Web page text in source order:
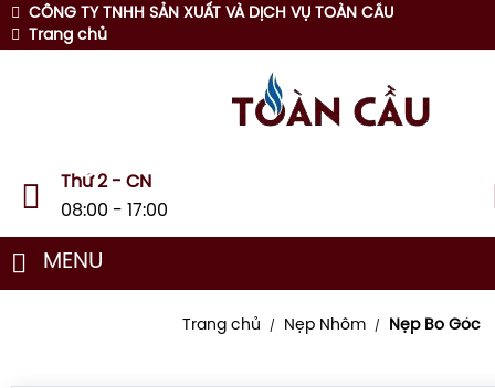
CÔNG TY TNHH SẢN XUẤT VÀ DỊCH VỤ TOÀN CẦU
Trang chủ
Thứ 2 - CN
08:00 - 17:00
MENU
Trang chủ / Nẹp Nhôm / Nẹp Bo Góc